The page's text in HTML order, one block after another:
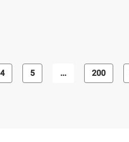
サポートも充実しております。 「初め
ての制作で不安が多い」「制作のフォ
ローをしてほしい」方にもおすすめで
4 5 ... 200